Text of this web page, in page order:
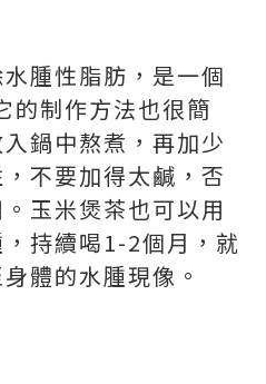
腫性脂肪，是一個
的制作方法也很簡
鍋中熬煮，再加少
不要加得太鹹，否
玉米煲茶也可以用
持續喝1-2個月，就
體的水腫現像。